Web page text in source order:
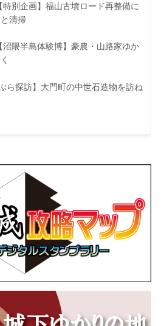
特別企画】福山古墳ロード再整備に
清掃
沼隈半島体験博】豪農・山路家ゆか
ら探訪】大門町の中世石造物を訪ね